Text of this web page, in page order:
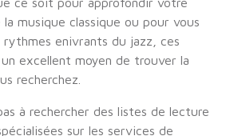
la musique classique ou pour vous
rythmes enivrants du jazz, ces
excellent moyen de trouver la
recherchez.
à rechercher des listes de lecture
sur les services de